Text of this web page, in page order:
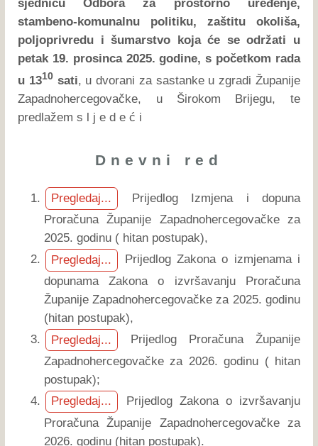
sjednicu Odbora za prostorno uređenje,
stambeno-komunalnu politiku, zaštitu okoliša,
poljoprivredu i šumarstvo koja će se održati u
petak 19. prosinca 2025. godine, s početkom rada
u 1310sati, u dvorani za sastanke u zgradi Županije
Zapadnohercegovačke, u Širokom Brijegu, te
predlažem s l j e d e ć i
Dnevni red
Pregledaj...
Prijedlog Izmjena i dopuna
Proračuna Županije Zapadnohercegovačke za
2025. godinu ( hitan postupak),
Pregledaj...
Prijedlog Zakona o izmjenama i
dopunama Zakona o izvršavanju Proračuna
Županije Zapadnohercegovačke za 2025. godinu
(hitan postupak),
Pregledaj...
Prijedlog Proračuna Županije
Zapadnohercegovačke za 2026. godinu ( hitan
postupak);
Pregledaj...
Prijedlog Zakona o izvršavanju
Proračuna Županije Zapadnohercegovačke za
2026. godinu (hitan postupak).